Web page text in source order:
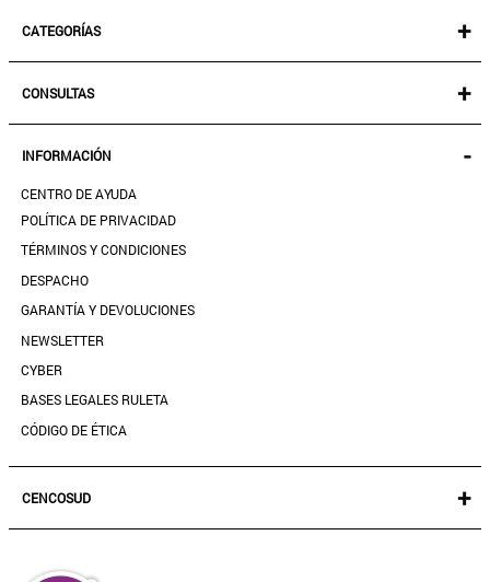
CATEGORÍAS +
MUJER
ACCESORIOS
CALZADO
SALE
CONSULTAS +
SEGUIR MI PEDIDO
DESCARGA TU BOLETA AQUÍ
MIS FAVORITOS
GUÍA DE TALLAS
CONTACTANOS
TIENDAS
PREGUNTAS FRECUENTES
INFORMACIÓN -
CENTRO DE AYUDA
POLÍTICA DE PRIVACIDAD
TÉRMINOS Y CONDICIONES
DESPACHO
GARANTÍA Y DEVOLUCIONES
NEWSLETTER
CYBER
BASES LEGALES RULETA
CÓDIGO DE ÉTICA
CENCOSUD +
SEGURO CENCOSUD